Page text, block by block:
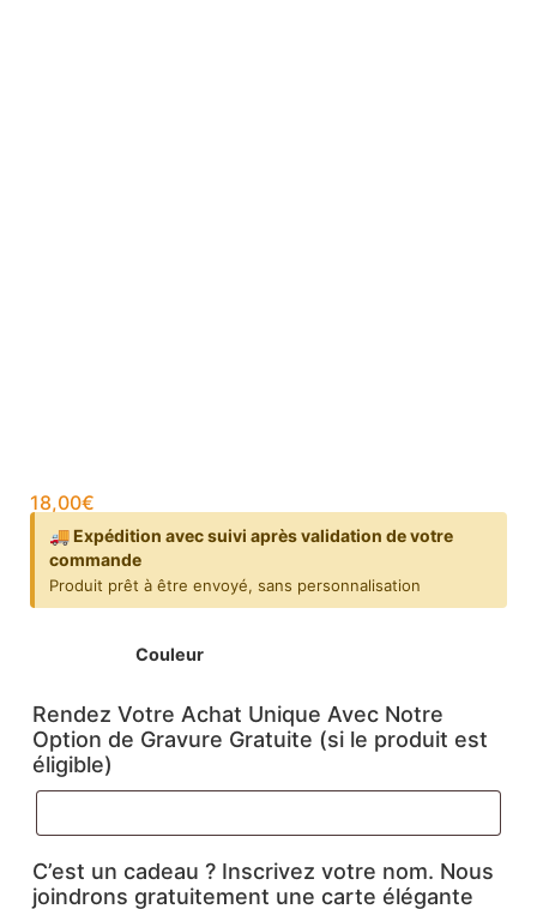
18,00€
🚚 Expédition avec suivi après validation de votre
commande
Produit prêt à être envoyé, sans personnalisation
Couleur
Rendez Votre Achat Unique Avec Notre
Option de Gravure Gratuite (si le produit est
éligible)
C’est un cadeau ? Inscrivez votre nom. Nous
joindrons gratuitement une carte élégante